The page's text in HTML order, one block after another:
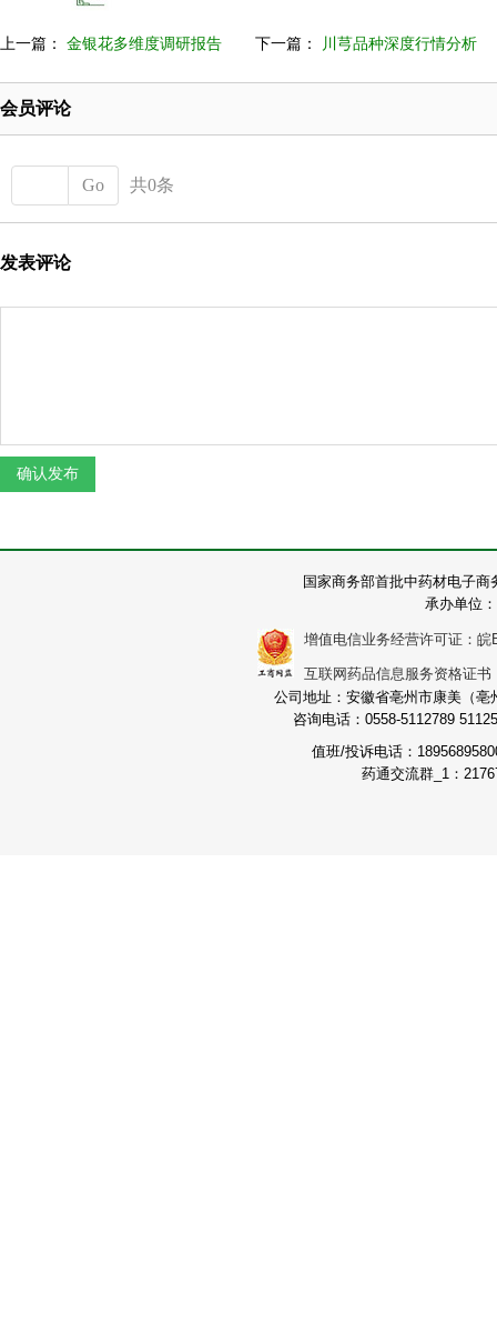
上一篇： 金银花多维度调研报告 下一篇： 川芎品种深度行情分析
会员评论
Go 共0条
发表评论
国家商务部首批中药材电子
承办单位
增值电信业务经营许可证：皖
互联网药品信息服务资格证
公司地址：安徽省亳州市康美（
咨询电话：0558-5112789
值班/投诉电话：
药通交流群_1：